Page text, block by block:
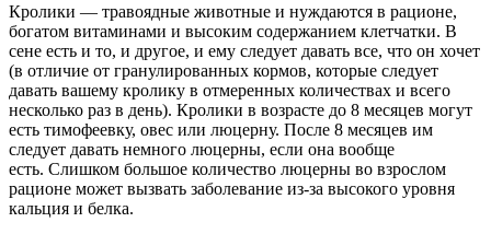
Кролики — травоядные животные и нуждаются в рационе,
богатом витаминами и высоким содержанием клетчатки. В
сене есть и то, и другое, и ему следует давать все, что он хочет
(в отличие от гранулированных кормов, которые следует
давать вашему кролику в отмеренных количествах и всего
несколько раз в день). Кролики в возрасте до 8 месяцев могут
есть тимофеевку, овес или люцерну. После 8 месяцев им
следует давать немного люцерны, если она вообще
есть. Слишком большое количество люцерны во взрослом
рационе может вызвать заболевание из-за высокого уровня
кальция и белка.